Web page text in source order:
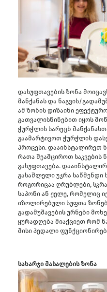
დასუფთავების ზონა
მანქანას და ნაგვის/
ამ ზონის დიზაინი
გათვალისწინებით იყოს
ჭურჭლის სარეცხ
გაამარტივოთ ჭურჭლის
პროცესი. დააინსტალირეთ
რათა შეამციროთ საკვების
გასუფთავება.
გასაშლელი უჯრა საწმენდი
როგორიცაა ღრუბლები,
საპონი ან ჟელე, რომელიც
იზოლირებული სუფთა
გადამუშავების ურნები
ყურადღება მიაქციეთ რომ
მისი პედალი
სახარჯი მასალების ზონა